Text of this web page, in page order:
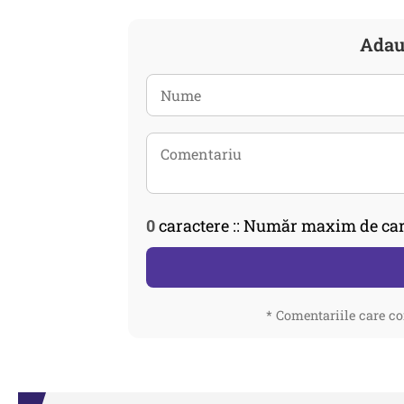
0caractere :: Număr maxim de
* Comentariile care